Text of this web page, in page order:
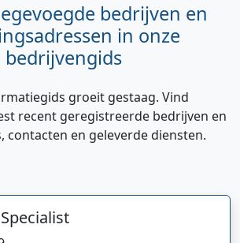
bedrijven en
in onze
bedrijvengids
groeit gestaag. Vind
recent geregistreerde bedrijven en
contacten en geleverde diensten.